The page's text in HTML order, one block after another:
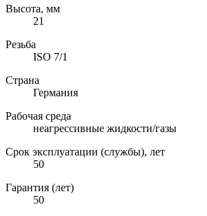
Высота, мм
21
Резьба
ISO 7/1
Страна
Германия
Рабочая среда
неагрессивные жидкости/газы
Срок эксплуатации (службы), лет
50
Гарантия (лет)
50